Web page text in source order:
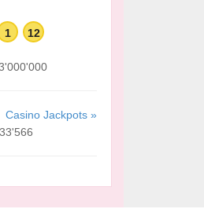
1 12
Casino Jackpots »